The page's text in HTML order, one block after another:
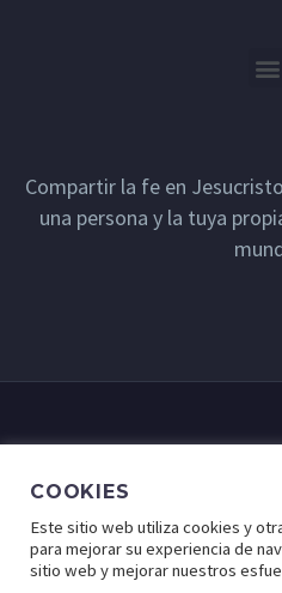
Compartir la fe en
una persona y la tuya
© Lugar de Fe - Derechos
COOKIES
Este sitio web utiliza cookies y
para mejorar su experiencia de
sitio web y mejorar nuestros